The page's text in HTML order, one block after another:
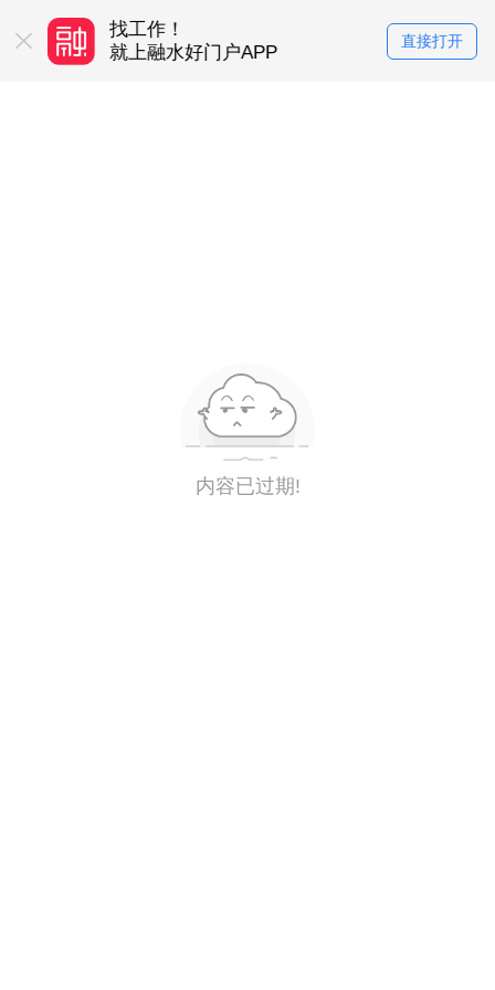
平台
找工作！
就上融水好门户APP
买房卖房！
就上融水好门
直接打开
内容已过期!